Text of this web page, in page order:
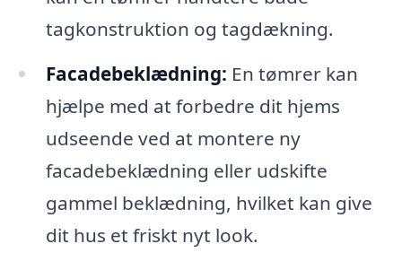
tagkonstruktion og tagdækning.
Facadebeklædning: En tømrer kan
hjælpe med at forbedre dit hjems
udseende ved at montere ny
facadebeklædning eller udskifte
gammel beklædning, hvilket kan give
dit hus et friskt nyt look.